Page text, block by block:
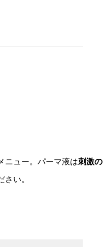
ニュー。パーマ液は刺激の
い。